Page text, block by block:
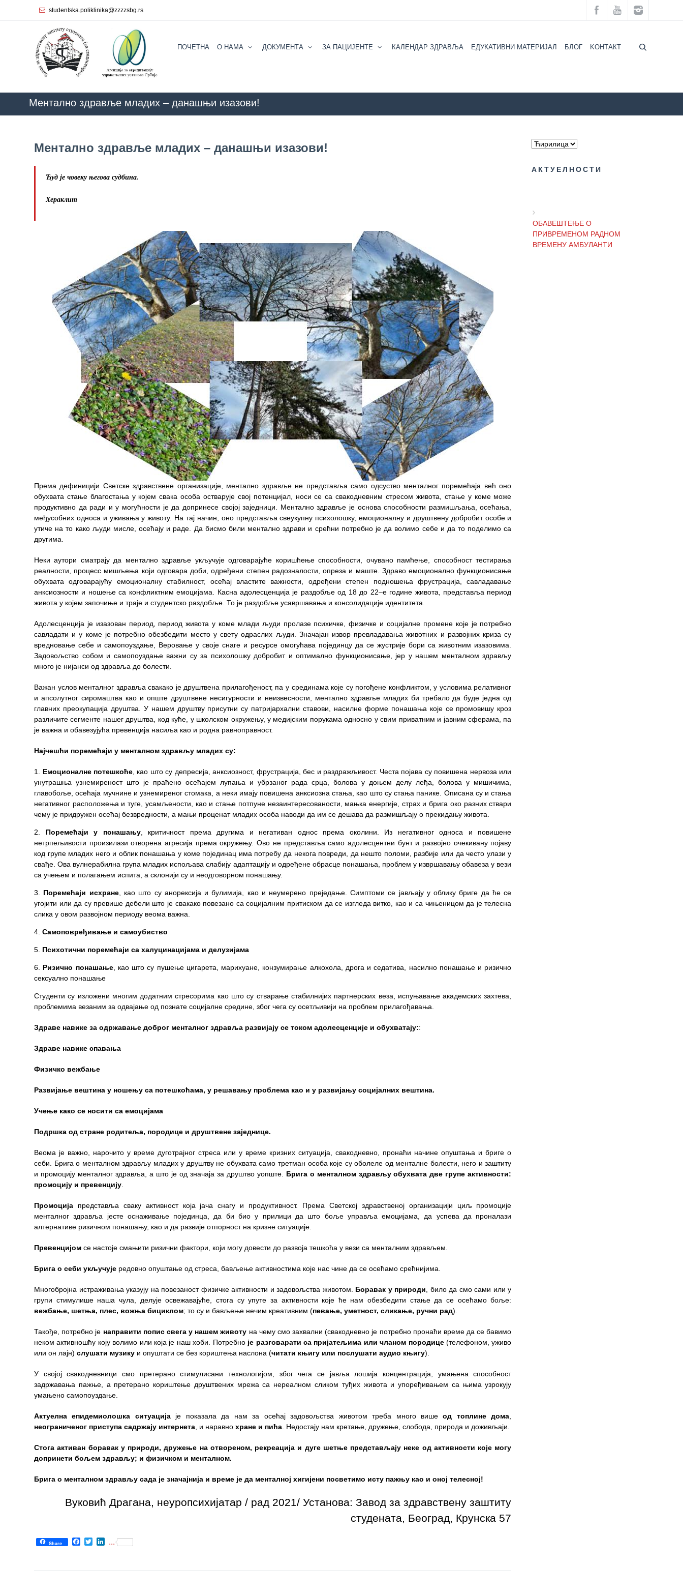
studentska.poliklinika@zzzzsbg.rs
ПОЧЕТНА O НАМА ДОКУМЕНТА ЗА ПАЦИЈЕНТЕ КАЛЕНДАР ЗДРАВЉА ЕДУКАТИВНИ МАТЕРИЈАЛ БЛОГ KOНТАКТ
Ментално здравље младих – данашњи изазови!
Ментално здравље младих – данашњи изазови!
Ћуд је човеку његова судбина.
Хераклит
Према дефиницији Светске здравствене организације, ментално здравље не представља само одсуство менталног поремећаја већ оно
обухвата стање благостања у којем свака особа остварује свој потенцијал, носи се са свакодневним стресом живота, стање у коме може
продуктивно да ради и у могућности је да допринесе својој заједници. Ментално здравље је основа способности размишљања, осећања,
међусобних односа и уживања у животу. На тај начин, оно представља свеукупну психолошку, емоционалну и друштвену добробит особе и
утиче на то како људи мисле, осећају и раде. Да бисмо били ментално здрави и срећни потребно је да волимо себе и да то поделимо са
другима.
Неки аутори сматрају да ментално здравље укључује одговарајуће коришћење способности, очувано памћење, способност тестирања
реалности, процесс мишљења који одговара доби, одређени степен радозналости, опреза и маште. Здраво емоционално функционисање
обухвата одговарајућу емоционалну стабилност, осећај властите важности, одређени степен подношења фрустрација, савладавање
анксиозности и ношење са конфликтним емоцијама. Касна адолесценција је раздобље од 18 до 22–е године живота, представља период
живота у којем започиње и траје и студентско раздобље. То је раздобље усавршавања и консолидације идентитета.
Адолесценција је изазован период, период живота у коме млади људи пролазе психичке, физичке и социјалне промене које је потребно
савладати и у коме је потребно обезбедити место у свету одраслих људи. Значајан извор превладавања животних и развојних криза су
вредновање себе и самопоуздање, Веровање у своје снаге и ресурсе омогућава појединцу да се жустрије бори са животним изазовима.
Задовољство собом и самопоуздање важни су за психолошку добробит и оптимално функционисање, јер у нашем менталном здрављу
много је нијанси од здравља до болести.
Важан услов менталног здравља свакако је друштвена прилагођеност, па у срединама које су погођене конфликтом, у условима релативног
и апсолутног сиромаштва као и опште друштвене несигурности и неизвесности, ментално здравље младих би требало да буде једна од
главних преокупација друштва. У нашем друштву присутни су патријархални ставови, насилне форме понашања које се промовишу кроз
различите сегменте нашег друштва, код куће, у школском окружењу, у медијским порукама односно у свим приватним и јавним сферама, па
је важна и обавезујућа превенција насиља као и родна равноправност.
Најчешћи поремећаји у менталном здрављу младих су:
Емоционалне потешкоће , као што су депресија, анксиозност, фрустрација, бес и раздражљивост. Честа појава су повишена нервоза или
унутрашња узнемиреност што је праћено осећајем лупања и убрзаног рада срца, болова у доњем делу леђа, болова у мишичима,
главобоље, осећаја мучнине и узнемиреног стомака, а неки имају повишена анксиозна стања, као што су стања панике. Описана су и стања
негативног расположења и туге, усамљености, као и стање потпуне незаинтересованости, мањка енергије, страх и брига око разних ствари
чему је придружен осећај безвредности, а мањи проценат младих особа наводи да им се дешава да размишљају о прекидању живота.
Поремећаји у понашању, критичност према другима и негативан однос према околини. Из негативног односа и повишене
нетрпељивости произилази отворена агресија према окружењу. Ово не представља само адолесцентни бунт и развојно очекивану појаву
код групе младих него и облик понашања у коме појединац има потребу да некога повреди, да нешто поломи, разбије или да често улази у
свађе. Ова вулнерабилна група младих испољава слабију адаптацију и одређене обрасце понашања, проблем у извршавању обавеза у вези
са учењем и полагањем испита, а склонији су и неодговорном понашању.
Поремећаји исхране, као што су анорексија и булимија, као и неумерено преједање. Симптоми се јављају у облику бриге да ће се
угојити или да су превише дебели што је свакако повезано са социјалним притиском да се изгледа витко, као и са чињеницом да је телесна
слика у овом развојном периоду веома важна.
Самоповређивање и самоубиство
Психотични поремећаји са халуцинацијама и делузијама
Ризично понашање, као што су пушење цигарета, марихуане, конзумирање алкохола, дрога и седатива, насилно понашање и ризично
сексуално понашање
Студенти су изложени многим додатним стресорима као што су стварање стабилнијих партнерских веза, испуњавање академских захтева,
проблемима везаним за одвајање од познате социјалне средине, због чега су осетљивији на проблем прилагођавања.
Здраве навике за одржавање доброг менталног здравља развијају се током адолесценције и обухватају::
Здраве навике спавања
Физичко вежбање
Развијање вештина у ношењу са потешкоћама, у решавању проблема као и у развијању социјалних вештина.
Учење како се носити са емоцијама
Подршка од стране родитеља, породице и друштвене заједнице.
Веома је важно, нарочито у време дуготрајног стреса или у време кризних ситуација, свакодневно, пронаћи начине опуштања и бриге о
себи. Брига о менталном здрављу младих у друштву не обухвата само третман особа које су оболеле од менталне болести, него и заштиту
и промоцију менталног здравља, а што је од значаја за друштво уопште. Брига о менталном здрављу обухвата две групе активности:
промоцију и превенцију
Промоција представља сваку активност која јача снагу и продуктивност. Према Светској здравственој организацији циљ промоције
менталног здравља јесте оснаживање појединца, да би био у прилици да што боље управља емоцијама, да успева да проналази
алтернативе ризичном понашању, као и да развије отпорност на кризне ситуације.
Превенцијом се настоје смањити ризични фактори, који могу довести до развоја тешкоћа у вези са менталним здрављем.
Брига о себи укључује редовно опуштање од стреса, бављење активностима које нас чине да се осећамо срећнијима.
Многобројна истраживања указују на повезаност физичке активности и задовољства животом. Боравак у природи , било да смо сами или у
групи стимулише наша чула, делује освежавајуће, стога су упуте за активности које ће нам обезбедити стање да се осећамо боље:
вежбање, шетња, плес, вожња бициклом; то су и бављење нечим креативним (певање, уметност, сликање, ручни рад).
Такође, потребно је направити попис свега у нашем животу на чему смо захвални (свакодневно је потребно пронаћи време да се бавимо
неком активношћу коју волимо или која је наш хоби. Потребно је разговарати са пријатељима или чланом породице (телефоном, уживо
или он лајн) слушати музику и опуштати се без кориштења наслона (читати књигу или послушати аудио књигу).
У својој свакодневници смо претерано стимулисани технологијом, због чега се јавља лошија концентрација, умањена способност
задржавања пажње, а претерано кориштење друштвених мрежа са нереалном сликом туђих живота и упоређивањем са њима узрокују
умањено самопоуздање.
Актуелна епидемиолошка ситуација је показала да нам за осећај задовољства животом треба много вишеод топлине дома
неограниченог приступа садржају интернета , и наравно хране и пића . Недостају нам кретање, дружење, слобода, природа и доживљаји.
Стога активан боравак у природи, дружење на отвореном, рекреација и дуге шетње представљају неке од активности које могу
допринети бољем здрављу; и физичком и менталном.
Брига о менталном здрављу сада је значајнија и време је да менталној хигијени посветимо исту пажњу као и оној телесној!
Вуковић Драгана, неуропсихијатар / рад 2021/ Установа: Завод за здравствену заштиту
студената, Београд, Крунска 57
Share Facebook
TwitterLinkedIn
...
АКТУЕЛНОСТИ
ОБАВЕШТЕЊЕ О
ПРИВРЕМЕНОМ РАДНОМ
ВРЕМЕНУ АМБУЛАНТИ
Служба
здравствену
Служба за
специјалистичко
консултативну
медицине са
информатиком
Служба за
правне,
економско-
финансијске,
друге сличне
набавке
здравствене
ОГЛАСИ И
КОНКУРСИ
Огласи и
– 2024
Огласи и
Конкурси
– Архива
ПАЦИЈЕНТЕ
РАСПОРЕД
ЛЕКАРА
ПРЕГЛЕДА
КВАЛИТЕТ
квалитета
Задовољство
корисника
Акредитација
Приговори
пацијената
ПИТАЊА И
ОДГОВОРИ
Заштита
пацијената
Права и
дужности
пацијената
За особе са
инвалидитетом
лекара
Прегледи
Систематски
Лекарска
МАТЕРИЈАЛ